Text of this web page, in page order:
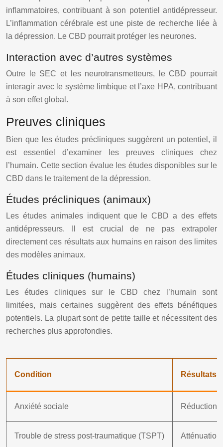
inflammatoires, contribuant à son potentiel antidépresseur.
L’inflammation cérébrale est une piste de recherche liée à
la dépression. Le CBD pourrait protéger les neurones.
Interaction avec d’autres systèmes
Outre le SEC et les neurotransmetteurs, le CBD pourrait
interagir avec le système limbique et l’axe HPA, contribuant
à son effet global.
Preuves cliniques
Bien que les études précliniques suggèrent un potentiel, il
est essentiel d’examiner les preuves cliniques chez
l’humain. Cette section évalue les études disponibles sur le
CBD dans le traitement de la dépression.
Études précliniques (animaux)
Les études animales indiquent que le CBD a des effets
antidépresseurs. Il est crucial de ne pas extrapoler
directement ces résultats aux humains en raison des limites
des modèles animaux.
Études cliniques (humains)
Les études cliniques sur le CBD chez l’humain sont
limitées, mais certaines suggèrent des effets bénéfiques
potentiels. La plupart sont de petite taille et nécessitent des
recherches plus approfondies.
Condition Résultats
Anxiété sociale Réduction
Trouble de stress post-traumatique (TSPT) Atténuation